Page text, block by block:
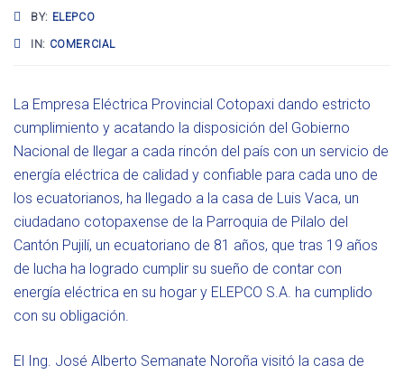
BY: ELEPCO
IN: COMERCIAL
La Empresa Eléctrica Provincial Cotopaxi dando estricto
cumplimiento y acatando la disposición del Gobierno
Nacional de llegar a cada rincón del país con un servicio de
energía eléctrica de calidad y confiable para cada uno de
los ecuatorianos, ha llegado a la casa de Luis Vaca, un
ciudadano cotopaxense de la Parroquia de Pilalo del
Cantón Pujilí, un ecuatoriano de 81 años, que tras 19 años
de lucha ha logrado cumplir su sueño de contar con
energía eléctrica en su hogar y ELEPCO S.A. ha cumplido
con su obligación.
El Ing. José Alberto Semanate Noroña visitó la casa de